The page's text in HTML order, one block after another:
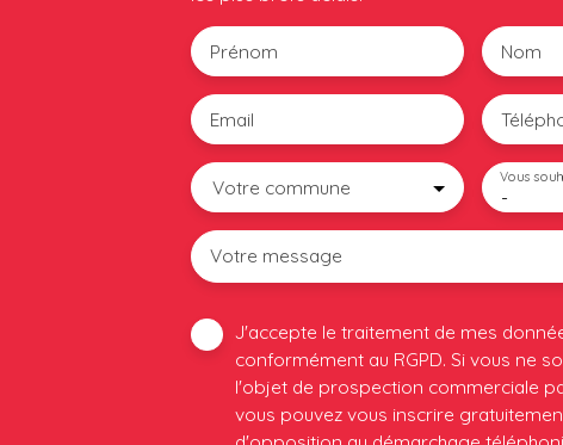
Prénom Nom
Email
Votre commune -
Vous
Votre message
J'accepte le traitement de mes
conformément au RGPD. Si vous ne
l'objet de prospection commerciale
vous pouvez vous inscrire